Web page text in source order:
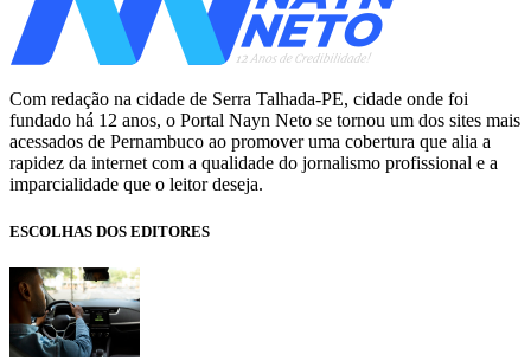
Com redação na cidade de Serra Talhada-PE, cidade onde foi
fundado há 12 anos, o Portal Nayn Neto se tornou um dos sites mais
acessados de Pernambuco ao promover uma cobertura que alia a
rapidez da internet com a qualidade do jornalismo profissional e a
imparcialidade que o leitor deseja.
ESCOLHAS DOS EDITORES